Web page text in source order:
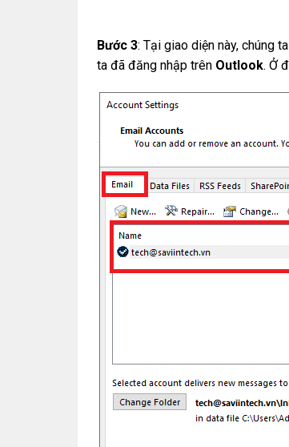
Bước 3: Tại giao diện này, chúng
ta đã đăng nhập trên Outlook. Ở